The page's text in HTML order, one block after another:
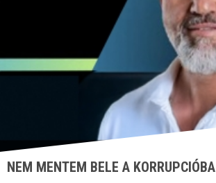
NEM MENTEM BELE A KORRUPCIÓBA